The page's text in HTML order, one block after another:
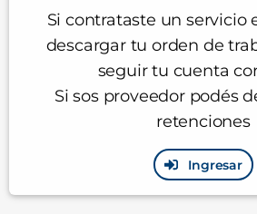
Si contrataste un servicio
descargar tu orden de
seguir tu cuenta
Si sos proveedor podés
retenciones
Ingresar